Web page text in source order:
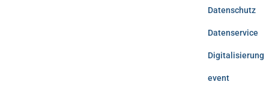
Datenschutz
Datenservice
Digitalisierung
event